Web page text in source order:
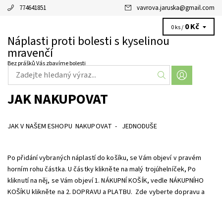
774641851 vavrova.jaruska@gmail.com
Náplasti proti bolesti s kyselinou
mravenčí
Bez prášků Vás zbavíme bolesti
0 ks / 0 Kč
JAK NAKUPOVAT
JAK V NAŠEM ESHOPU NAKUPOVAT - JEDNODUŠE
Po přidání vybraných náplastí do košíku, se Vám objeví v pravém
horním rohu částka. U částky klikněte na malý trojúhelníček, Po
kliknutí na něj, se Vám objeví 1. NÁKUPNÍ KOŠÍK, vedle NÁKUPNÍHO
KOŠÍKU klikněte na 2. DOPRAVU a PLATBU. Zde vyberte dopravu a